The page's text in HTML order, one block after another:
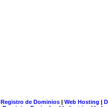
Registro de Dominios| Web Hosting |